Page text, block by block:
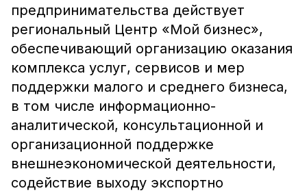
предпринимательства действует
региональный Центр «Мой бизнес»,
обеспечивающий организацию оказания
комплекса услуг, сервисов и мер
поддержки малого и среднего бизнеса,
в том числе информационно-
аналитической, консультационной и
организационной поддержке
внешнеэкономической деятельности,
содействие выходу экспортно